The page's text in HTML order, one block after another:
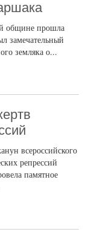
общине прошла
замечательный
земляка о...
всероссийского
репрессий
памятное